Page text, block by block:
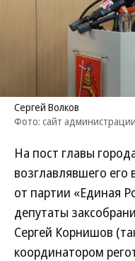
Сергей Волков
Фото: сайт
На пост главы
возглавлявшего его
от партии «Единая
депутаты
Сергей Корнишов
координатором